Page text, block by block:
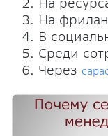
На
На
В
Среди
Через